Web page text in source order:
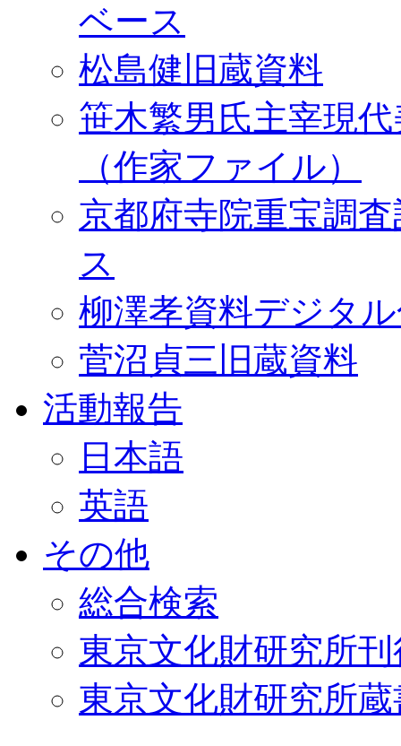
ベース
松島健旧蔵資料
笹木繁男氏主宰現
（作家ファイル）
京都府寺院重宝調
ス
柳澤孝資料デジタ
菅沼貞三旧蔵資料
活動報告
日本語
英語
その他
総合検索
東京文化財研究所
東京文化財研究所